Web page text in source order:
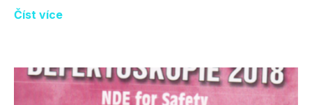
Číst více